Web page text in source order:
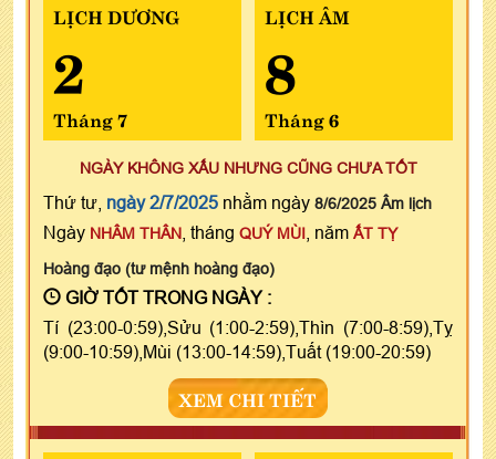
LỊCH DƯƠNG
2
Tháng 7
LỊCH ÂM
8
Tháng 6
NGÀY KHÔNG XẤU NHƯNG CŨNG CHƯA TỐT
Thứ tư, ngày 2/7/2025 nhằm ngày 8/6/2025 Âm lịch
Ngày NHÂM THÂN , tháng QUÝ MÙI , năm ẤT TỴ
Hoàng đạo (tư mệnh hoàng đạo)
GIỜ TỐT TRONG NGÀY :
Tí (23:00-0:59),Sửu (1:00-2:59),Thìn (7:00-8:59),Tỵ
(9:00-10:59),Mùi (13:00-14:59),Tuất (19:00-20:59)
XEM CHI TIẾT